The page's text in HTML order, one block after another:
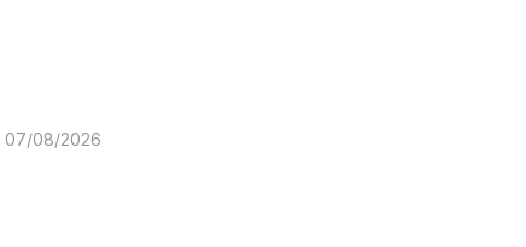
07/08/2026